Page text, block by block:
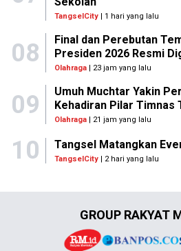
TangselCity| 1 hari yang lalu
08
Final dan Perebutan
Presiden 2026 Resmi
Olahraga| 23 jam yang lalu
09
Umuh Muchtar Yakin
Kehadiran Pilar Timnas
Olahraga| 21 jam yang lalu
10 Tangsel Matangkan
TangselCity | 2 hari yang lalu
GROUP RAKYAT